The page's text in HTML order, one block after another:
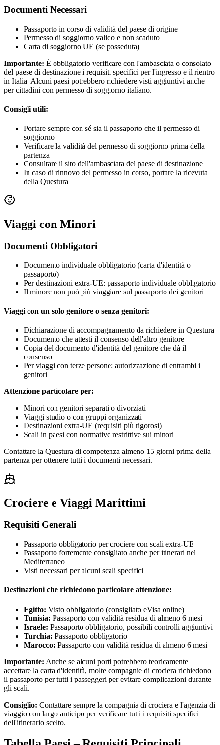
Documenti Necessari
Passaporto in corso di validità del paese di origine
Permesso di soggiorno valido e non scaduto
Carta di soggiorno UE (se posseduta)
Importante: È obbligatorio verificare con l'ambasciata o consolato
del paese di destinazione i requisiti specifici per l'ingresso e il rientro
in Italia. Alcuni paesi potrebbero richiedere visti aggiuntivi anche
per cittadini con permesso di soggiorno italiano.
Consigli utili:
Portare sempre con sé sia il passaporto che il permesso di
soggiorno
Verificare la validità del permesso di soggiorno prima della
partenza
Consultare il sito dell'ambasciata del paese di destinazione
In caso di rinnovo del permesso in corso, portare la ricevuta
della Questura
Viaggi con Minori
Documenti Obbligatori
Documento individuale obbligatorio (carta d'identità o
passaporto)
Per destinazioni extra-UE: passaporto individuale obbligatorio
Il minore non può più viaggiare sul passaporto dei genitori
Viaggi con un solo genitore o senza genitori:
Dichiarazione di accompagnamento da richiedere in Questura
Documento che attesti il consenso dell'altro genitore
Copia del documento d'identità del genitore che dà il
consenso
Per viaggi con terze persone: autorizzazione di entrambi i
genitori
Attenzione particolare per:
Minori con genitori separati o divorziati
Viaggi studio o con gruppi organizzati
Destinazioni extra-UE (requisiti più rigorosi)
Scali in paesi con normative restrittive sui minori
Contattare la Questura di competenza almeno 15 giorni prima della
partenza per ottenere tutti i documenti necessari.
Crociere e Viaggi Marittimi
Requisiti Generali
Passaporto obbligatorio per crociere con scali extra-UE
Passaporto fortemente consigliato anche per itinerari nel
Mediterraneo
Visti necessari per alcuni scali specifici
Destinazioni che richiedono particolare attenzione:
Egitto: Visto obbligatorio (consigliato eVisa online)
Tunisia: Passaporto con validità residua di almeno 6 mesi
Israele: Passaporto obbligatorio, possibili controlli aggiuntivi
Turchia: Passaporto obbligatorio
Marocco: Passaporto con validità residua di almeno 6 mesi
Importante: Anche se alcuni porti potrebbero teoricamente
accettare la carta d'identità, molte compagnie di crociera richiedono
il passaporto per tutti i passeggeri per evitare complicazioni durante
gli scali.
Consiglio: Contattare sempre la compagnia di crociera e l'agenzia di
viaggio con largo anticipo per verificare tutti i requisiti specifici
dell'itinerario scelto.